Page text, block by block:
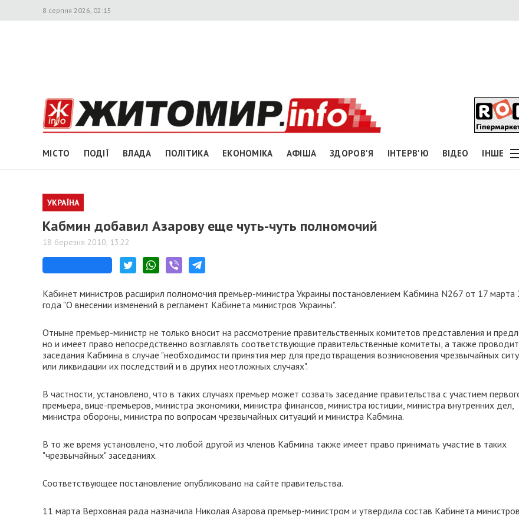
8 серпня 2026, 02:15
МІСТО ПОДІЇ ВЛАДА ПОЛІТИКА ЕКОНОМІКА АФІША ЗДОРОВ'Я ІНТЕРВ'Ю ВІДЕО ІНШЕ
УКРАЇНА
Кабмин добавил Азарову еще чуть-чуть полномочий
18 березня 2010, 13:22
Кабинет министров расширил полномочия премьер-министра Украины постановлением Кабмина N267 от 17 марта
года "О внесении изменений в регламент Кабинета министров Украины".
Отныне премьер-министр не только вносит на рассмотрение правительственных комитетов представления и
но и имеет право непосредственно возглавлять соответствующие правительственные комитеты, а также
заседания Кабмина в случае "необходимости принятия мер для предотвращения возникновения чрезвычайных
или ликвидации их последствий и в других неотложных случаях".
В частности, установлено, что в таких случаях премьер может созвать заседание правительства с участием
премьера, вице-премьеров, министра экономики, министра финансов, министра юстиции, министра внутренних дел,
министра обороны, министра по вопросам чрезвычайных ситуаций и министра Кабмина.
В то же время установлено, что любой другой из членов Кабмина также имеет право принимать участие в таких
"чрезвычайных" заседаниях.
Соответствующее постановление опубликовано на сайте правительства.
11 марта Верховная рада назначила Николая Азарова премьер-министром и утвердила состав Кабинета